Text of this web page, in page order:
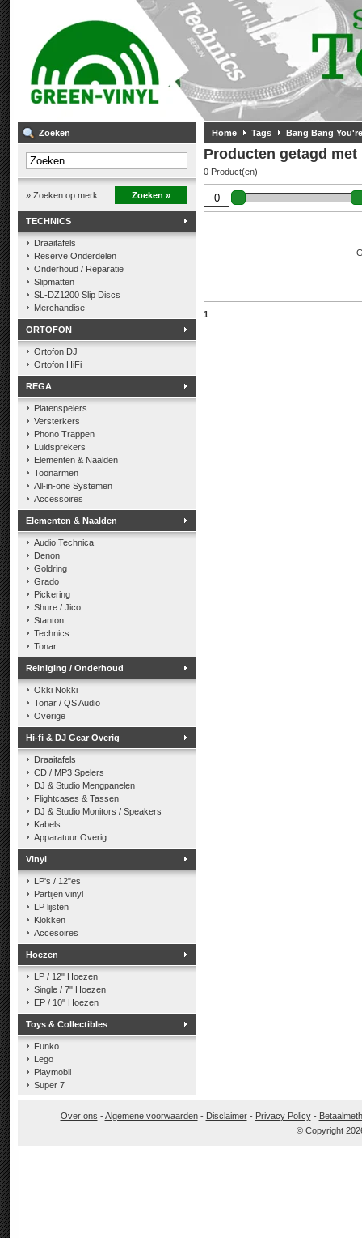
Zoeken
» Zoeken op merk Zoeken »
TECHNICS
Draaitafels
Reserve Onderdelen
Onderhoud / Reparatie
Slipmatten
SL-DZ1200 Slip Discs
Merchandise
ORTOFON
Ortofon DJ
Ortofon HiFi
REGA
Platenspelers
Versterkers
Phono Trappen
Luidsprekers
Elementen & Naalden
Toonarmen
All-in-one Systemen
Accessoires
Elementen & Naalden
Audio Technica
Denon
Goldring
Grado
Pickering
Shure / Jico
Stanton
Technics
Tonar
Reiniging / Onderhoud
Okki Nokki
Tonar / QS Audio
Overige
Hi-fi & DJ Gear Overig
Draaitafels
CD / MP3 Spelers
DJ & Studio Mengpanelen
Flightcases & Tassen
DJ & Studio Monitors / Speakers
Kabels
Apparatuur Overig
Vinyl
LP's / 12"es
Partijen vinyl
LP lijsten
Klokken
Accesoires
Hoezen
LP / 12" Hoezen
Single / 7" Hoezen
EP / 10" Hoezen
Toys & Collectibles
Funko
Lego
Playmobil
Super 7
Home Tags Bang Bang
Producten getagd met
0 Product(en)
1
Over ons -Algemene voorwaarden- Disclaimer- Privacy Policy-
© Copyright